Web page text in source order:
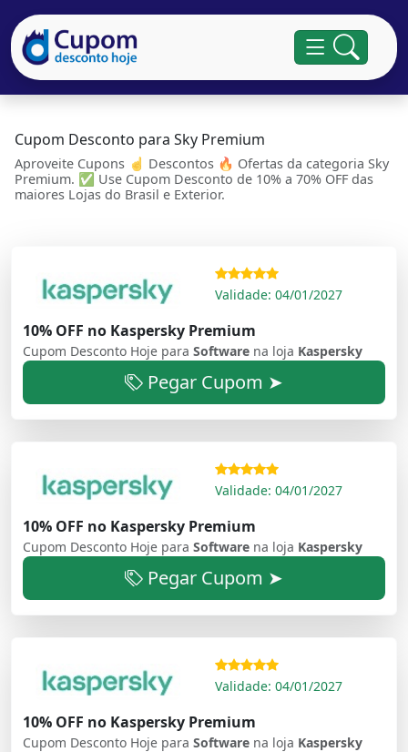
Cupom Desconto para Sky Premium
Aproveite Cupons ☝ Descontos 🔥 Ofertas da categoria Sky
Premium. ✅ Use Cupom Desconto de 10% a 70% OFF das
maiores Lojas do Brasil e Exterior.
Validade: 04/01/2027
10% OFF no Kaspersky Premium
Cupom Desconto Hoje para Software na loja Kaspersky
Pegar Cupom ➤
Validade: 04/01/2027
10% OFF no Kaspersky Premium
Cupom Desconto Hoje para Software na loja Kaspersky
Pegar Cupom ➤
Validade: 04/01/2027
10% OFF no Kaspersky Premium
Cupom Desconto Hoje para Software na loja Kaspersky